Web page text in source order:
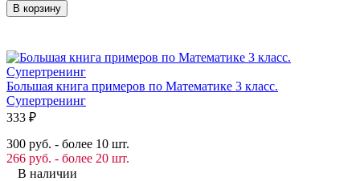
В корзину
Большая книга примеров по Математике 3 класс.
Супертренинг
333 ₽
300 руб. - более 10 шт.
266 руб. - более 20 шт.
В наличии